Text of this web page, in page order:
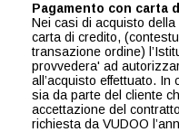
Pagamento con carta
Nei casi di acquisto
carta di credito,
transazione ordine)
provvedera' ad
all’acquisto effettuato. In
sia da parte del cliente
accettazione del
richiesta da VUDOO